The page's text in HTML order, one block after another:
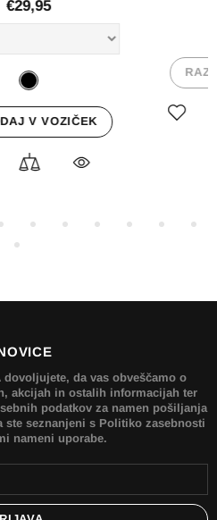
RAZPRODANO
da vas obveščamo o
akcijah in ostalih informacijah ter
podatkov za namen pošiljanja
ste seznanjeni s Politiko zasebnosti
nameni uporabe.